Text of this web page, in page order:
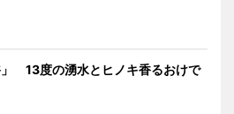
13度の湧水とヒノキ香るおけで